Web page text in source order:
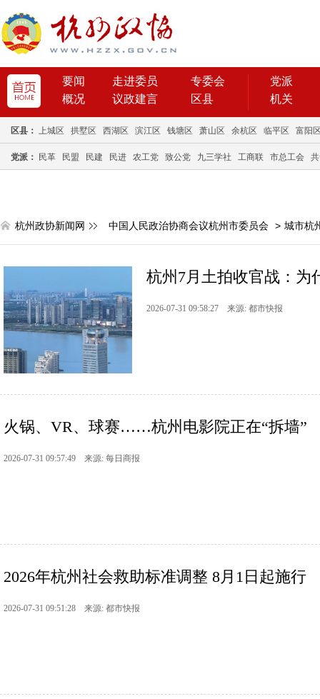
要闻 走进委员
专委会
概况
议政建言 区县
党派
机关
区县： 上城区 拱墅区 西湖区 滨江区 钱塘区 萧山区 余杭区 临平区 富阳
党派： 民革 民盟 民建 民进 农工党 致公党 九三学社 工商联 市总工会
杭州政协新闻网 中国人民政治协商会议杭州市委员会 > 城市杭
杭州7月土拍收官战：为
2026-07-31 09:58:27 来源: 都市快报
火锅、VR、球赛……杭州电影院正在“拆墙”
2026-07-31 09:57:49 来源: 每日商报
2026年杭州社会救助标准调整 8月1日起施行
2026-07-31 09:51:28 来源: 都市快报